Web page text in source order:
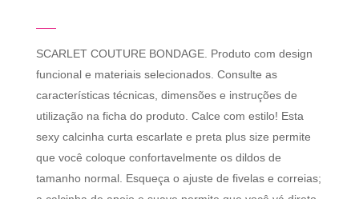
SCARLET COUTURE BONDAGE. Produto com design
funcional e materiais selecionados. Consulte as
características técnicas, dimensões e instruções de
utilização na ficha do produto. Calce com estilo! Esta
sexy calcinha curta escarlate e preta plus size permite
que você coloque confortavelmente os dildos de
tamanho normal. Esqueça o ajuste de fivelas e correias;